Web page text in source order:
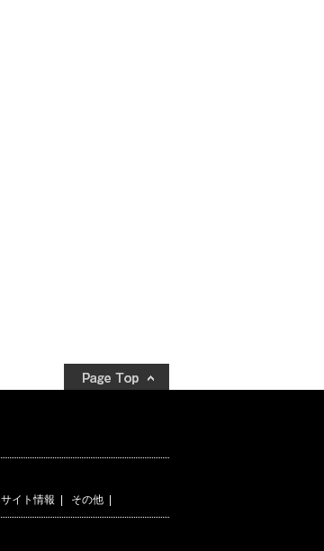
サイト情報 | その他 |